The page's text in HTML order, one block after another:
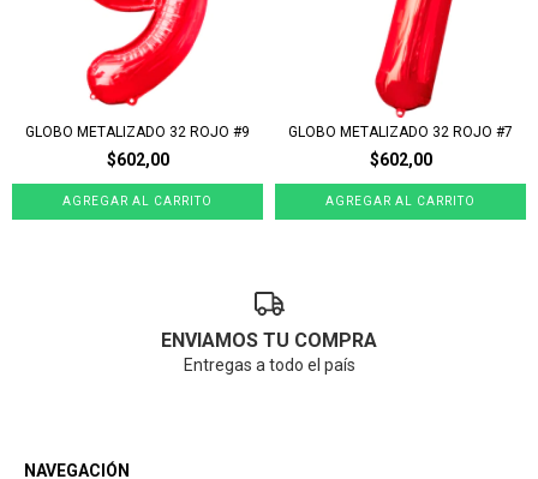
GLOBO METALIZADO 32 ROJO #9
$602,00
GLOBO METALIZADO 32 ROJO #7
$602,00
ENVIAMOS TU COMPRA
Entregas a todo el país
NAVEGACIÓN